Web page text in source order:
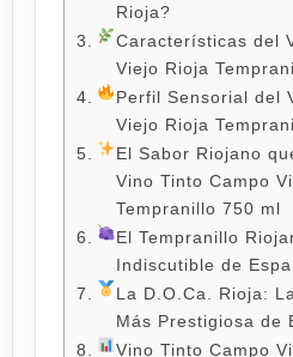
Rioja?
Características del
Viejo Rioja
Perfil Sensorial del
Viejo Rioja
El Sabor Riojano
Vino Tinto Campo
Tempranillo 750 ml
El Tempranillo
Indiscutible de
La D.O.Ca. Rioja:
Más Prestigiosa de
Vino Tinto Campo